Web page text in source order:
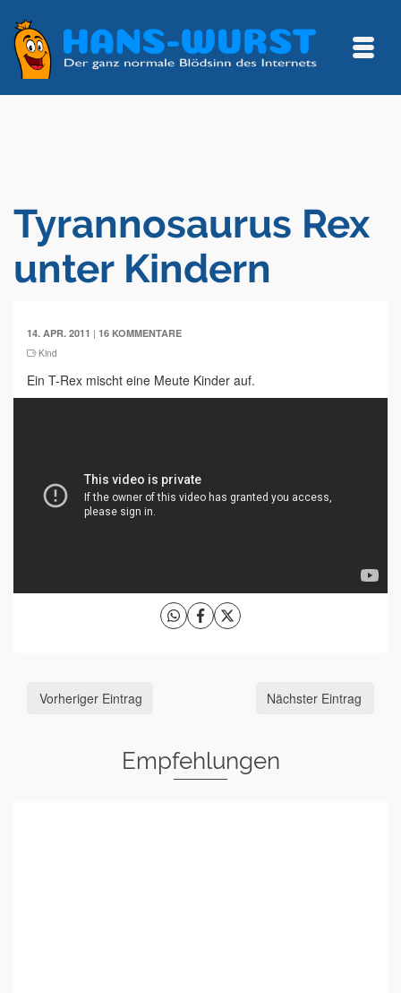
Tyrannosaurus Rex
unter Kindern
14. APR. 2011 | 16 KOMMENTARE
Kind
Ein T-Rex mischt eine Meute Kinder auf.
Vorheriger Eintrag Nächster Eintrag
Empfehlungen